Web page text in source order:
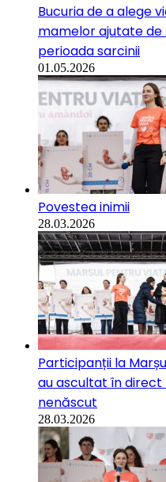
Bucuria de a alege
mamelor ajutate de
perioada sarcinii
01.05.2026
Povestea inimii
28.03.2026
Participanții la
au ascultat în direct
nenăscut
28.03.2026